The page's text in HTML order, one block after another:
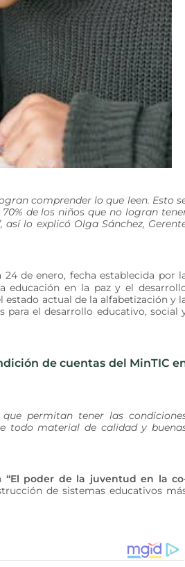
comprender lo que leen. Esto
de los niños que no logran
lo explicó Olga Sánchez,
de enero, fecha establecida por
educación en la paz y el
actual de la alfabetización y
el desarrollo educativo, social
de cuentas del MinTIC
permitan tener las
todo material de calidad y
“El poder de la juventud en la
de sistemas educativos